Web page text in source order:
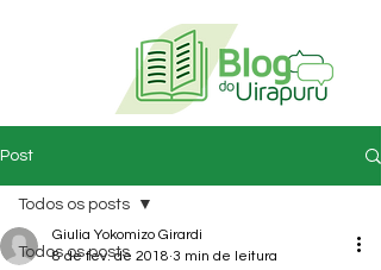
Post
Todos os posts
Todos os posts
Giulia Yokomizo Girardi
8 de fev. de 2018 3 min de leitura